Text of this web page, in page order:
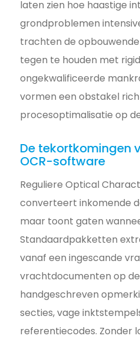
laten zien hoe haastige
grondproblemen
trachten de
tegen te houden met
ongekwalificeerde
vormen een obstakel
procesoptimalisatie op
De tekortkomingen
OCR-software
Reguliere Optical
converteert inkomende
maar toont gaten
Standaardpakketten
vanaf een ingescande
vrachtdocumenten op
handgeschreven
secties, vage
referentiecodes. Zonder